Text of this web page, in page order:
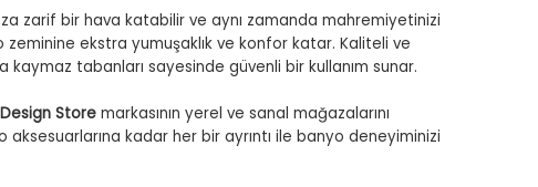
zarif bir hava katabilir ve aynı zamanda mahremiyetinizi
zeminine ekstra yumuşaklık ve konfor katar. Kaliteli ve
kaymaz tabanları sayesinde güvenli bir kullanım sunar.
Store markasının yerel ve sanal mağazalarını
kadar her bir ayrıntı ile banyo deneyiminizi